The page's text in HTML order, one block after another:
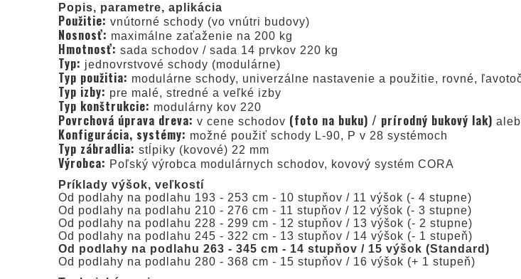
Popis, parametre, aplikácia
Použitie: vnútorné schody (vo vnútri budovy)
Nosnosť: maximálne zaťaženie na 200 kg
Hmotnosť: sada schodov / sada 14 prvkov 220 kg
Typ: jednovrstvové schody (modulárne)
Typ použitia: modulárne schody, univerzálne nastavenie a použitie, rovné,
Typ izby: pre malé, stredné a veľké izby
Typ konštrukcie: modulárny kov 220
Povrchová úprava dreva: v cene schodov (foto na buku) / prírodný bukový lak)
Konfigurácia, systémy: možné použiť schody L-90, P v 28 systémoch
Typ zábradlia: stĺpiky (kovové) 22 mm
Výrobca: Poľský výrobca modulárnych schodov, kovový systém CORA
Príklady výšok, veľkostí
Od podlahy na podlahu 193 - 253 cm - 10 stupňov / 11 výšok (- 4 stupne)
Od podlahy na podlahu 210 - 276 cm - 11 stupňov / 12 výšok (- 3 stupne)
Od podlahy na podlahu 228 - 299 cm - 12 stupňov / 13 výšok (- 2 stupne)
Od podlahy na podlahu 245 - 322 cm - 13 stupňov / 14 výšok (- 1 stupeň)
Od podlahy na podlahu 263 - 345 cm - 14 stupňov / 15 výšok (Standard)
Od podlahy na podlahu 280 - 368 cm - 15 stupňov / 16 výšok (+ 1 stupeň)